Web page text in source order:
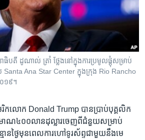
ធិបតី ដូណាល់ ត្រាំ ថ្លែង​នៅ​ក្នុង​ការ​ប្រមូលផ្តុំ​សម្រាប់​
Ana Star Center ក្នុង​ក្រុង Rio Rancho
០១៩។
រិក​លោក Donald Trump បាន​ប្រាប់​បុគ្គលិក​
ាណ​៤០០លានដុល្លារ​ចេញ​ពី​ជំនួយ​សម្រាប់​
ន​ថ្ងៃ​មុន​ពេល​ការ​ហៅ​ទូរស័ព្ទ​ជាមួយ​នឹង​មេ